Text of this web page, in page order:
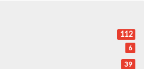
112
6
39